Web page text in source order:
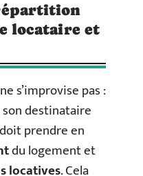
locataire et
ne s’improvise pas :
destinataire
doit prendre en
du logement et
locatives. Cela